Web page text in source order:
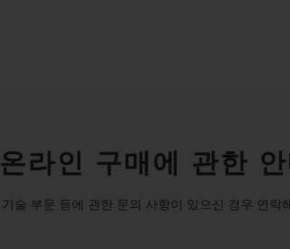
온라인 구매에 관한
기술 부문 등에 관한 문의 사항이 있으신 경우 연락